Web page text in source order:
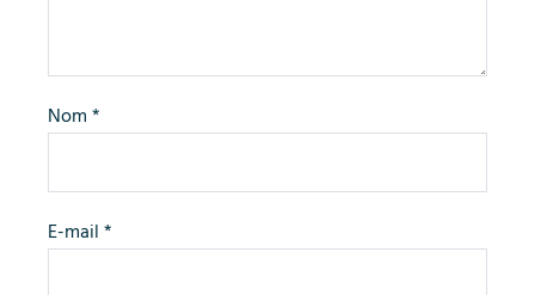
Nom *
E-mail *